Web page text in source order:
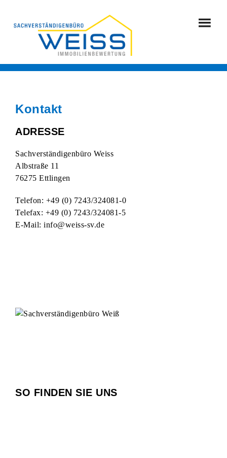
Kontakt
ADRESSE
Sachverständigenbüro Weiss
Albstraße 11
76275 Ettlingen
Telefon: +49 (0) 7243/324081-0
Telefax: +49 (0) 7243/324081-5
E-Mail: info@weiss-sv.de
SO FINDEN SIE UNS